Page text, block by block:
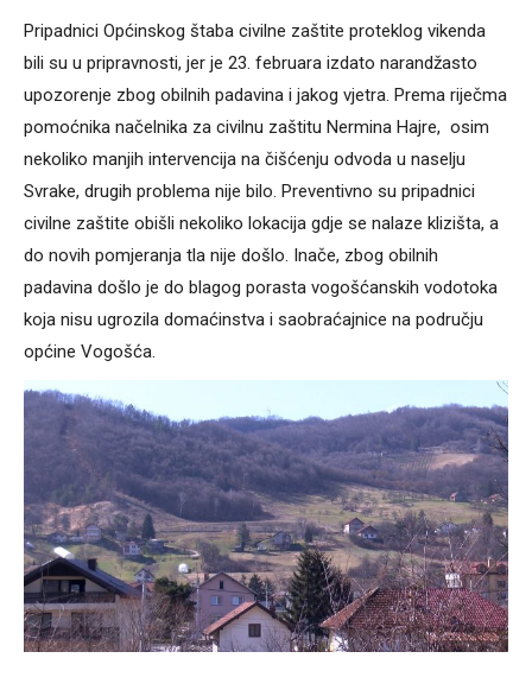
Pripadnici Općinskog štaba civilne zaštite proteklog vikenda
bili su u pripravnosti, jer je 23. februara izdato narandžasto
upozorenje zbog obilnih padavina i jakog vjetra. Prema riječma
pomoćnika načelnika za civilnu zaštitu Nermina Hajre, osim
nekoliko manjih intervencija na čišćenju odvoda u naselju
Svrake, drugih problema nije bilo. Preventivno su pripadnici
civilne zaštite obišli nekoliko lokacija gdje se nalaze klizišta, a
do novih pomjeranja tla nije došlo. Inače, zbog obilnih
padavina došlo je do blagog porasta vogošćanskih vodotoka
koja nisu ugrozila domaćinstva i saobraćajnice na području
općine Vogošća.